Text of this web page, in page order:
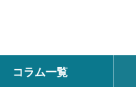
コラム一覧